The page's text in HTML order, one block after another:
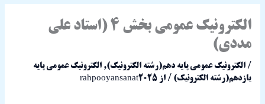
الکترونیک عمومی بخش 4 (استاد علی
مددی)
/الکترونیک عمومی پایه دهم(رشته الکترونیک),الکترونیک عمومی پایه
یازدهم(رشته الکترونیک) / از rahpooyansanat2025